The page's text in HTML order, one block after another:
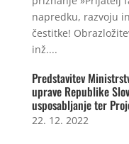
napredku, razvoju
čestitke!
inž....
Predstavitev
uprave Republike
usposabljanje ter
22. 12. 2022